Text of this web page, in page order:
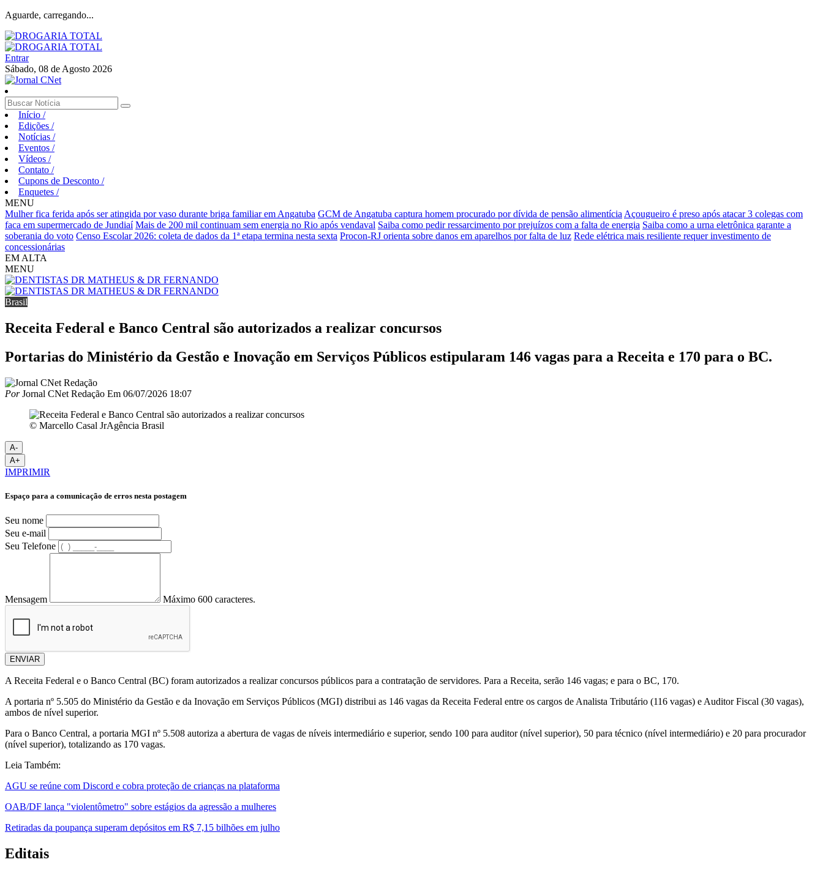
Aguarde, carregando...
Entrar
Sábado, 08 de Agosto 2026
Início /
Edições /
Notícias /
Eventos /
Vídeos /
Contato /
Cupons de Desconto /
Enquetes /
MENU
Mulher fica ferida após ser atingida por vaso durante briga familiar em Angatuba GCM de Angatuba captura homem procurado por dívida de pensão alimentícia Açougueiro é preso após atacar 3 colegas com
faca em supermercado de Jundiaí Mais de 200 mil continuam sem energia no Rio após vendaval Saiba como pedir ressarcimento por prejuízos com a falta de energia Saiba como a urna eletrônica garante a
soberania do voto Censo Escolar 2026: coleta de dados da 1ª etapa termina nesta sexta Procon-RJ orienta sobre danos em aparelhos por falta de luz Rede elétrica mais resiliente requer investimento de
concessionárias
EM ALTA
MENU
Brasil
Receita Federal e Banco Central são autorizados a realizar concursos
Portarias do Ministério da Gestão e Inovação em Serviços Públicos estipularam 146 vagas para a Receita e 170 para o BC.
PorJornal CNet Redação Em 06/07/2026 18:07
© Marcello Casal JrAgência Brasil
A-
A+
IMPRIMIR
Espaço para a comunicação de erros nesta postagem
Seu nome
Seu e-mail
Seu Telefone
Mensagem Máximo 600 caracteres.
ENVIAR
A Receita Federal e o Banco Central (BC) foram autorizados a realizar concursos públicos para a contratação de servidores. Para a Receita, serão 146 vagas; e para o BC, 170.
A portaria nº 5.505 do Ministério da Gestão e da Inovação em Serviços Públicos (MGI) distribui as 146 vagas da Receita Federal entre os cargos de Analista Tributário (116 vagas) e Auditor Fiscal (30 vagas),
ambos de nível superior.
Para o Banco Central, a portaria MGI nº 5.508 autoriza a abertura de vagas de níveis intermediário e superior, sendo 100 para auditor (nível superior), 50 para técnico (nível intermediário) e 20 para procurador
(nível superior), totalizando as 170 vagas.
Leia Também:
AGU se reúne com Discord e cobra proteção de crianças na plataforma
OAB/DF lança "violentômetro" sobre estágios da agressão a mulheres
Retiradas da poupança superam depósitos em R$ 7,15 bilhões em julho
Editais